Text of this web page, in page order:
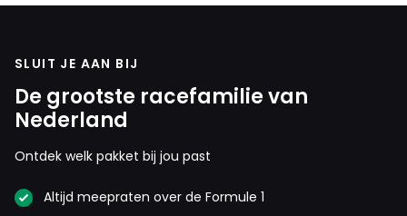
SLUIT JE AAN BIJ
De grootste racefamilie van
Nederland
Ontdek welk pakket bij jou past
Altijd meepraten over de Formule 1